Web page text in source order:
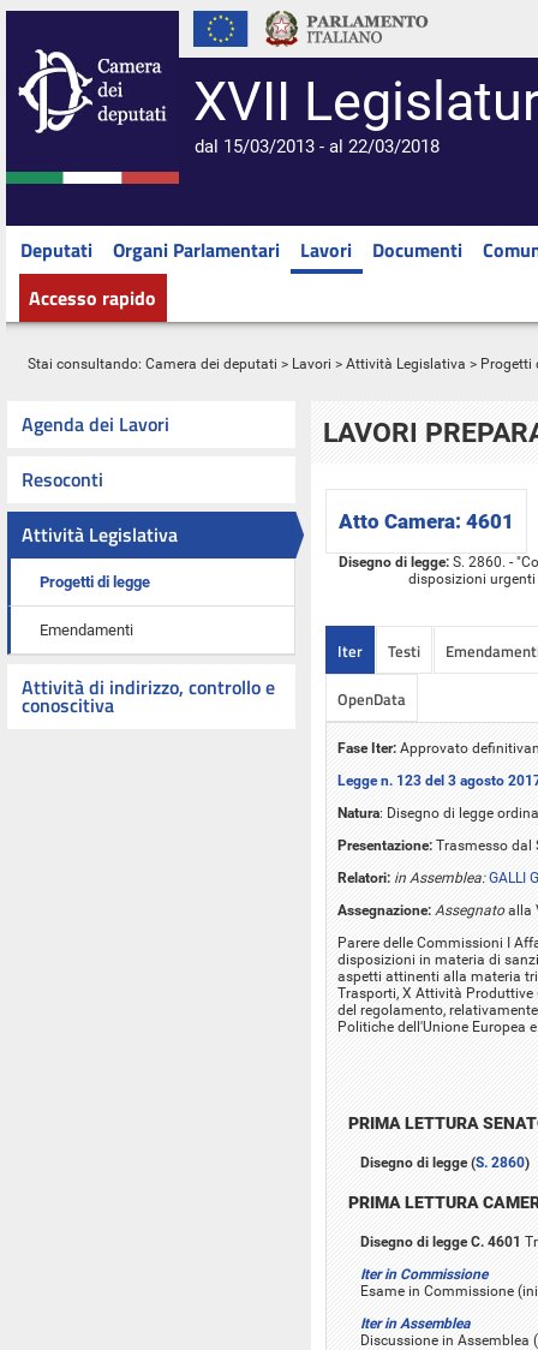
XVII
dal 15/03/2013 - al 22/03/2018
Deputati Organi Parlamentari Lavori Documenti
Accesso rapido
Stai consultando: Camera dei deputati > Lavori > Attività Legislativa > Progetti
Agenda dei Lavori
Resoconti
Attività Legislativa
Progetti di legge
Emendamenti
Attività di indirizzo, controllo e
conoscitiva
LAVORI
Atto Camera: 4601
Disegno di legge: S. 2860. -
disposizioni
Iter Testi
OpenData
Fase Iter: Approvato
Legge n. 123 del 3 agosto
Natura: Disegno di legge
Presentazione: Trasmesso dal
Relatori: in Assemblea:GALLI
Assegnazione: Assegnatoalla
Parere delle Commissioni I
disposizioni in materia di
aspetti attinenti alla materia
Trasporti, X Attività Produttive
del regolamento,
Politiche dell'Unione Europea
PRIMA LETTURA
Disegno di legge (S. 2860)
PRIMA LETTURA
Disegno di legge C. 4601
Iter in Commissione
Esame in Commissione
Iter in Assemblea
Discussione in